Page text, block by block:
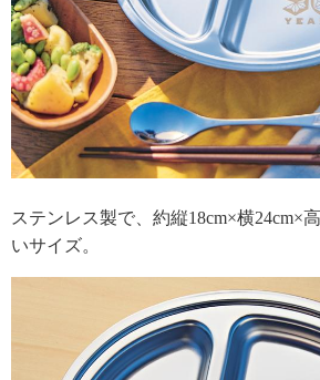
ステンレス製で、約縦18cm×横24cm×
いサイズ。